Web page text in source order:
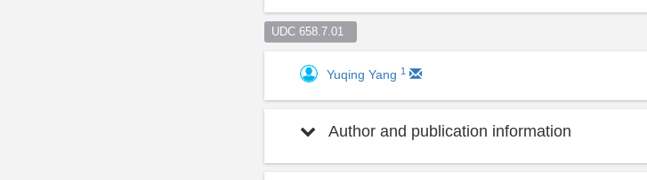
UDC 658.7.01
Yuqing Yang 1
Author and publication information